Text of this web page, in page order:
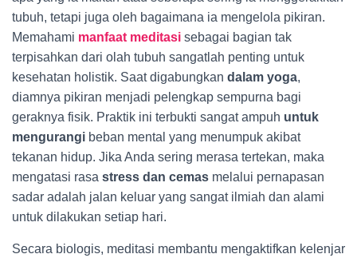
tubuh, tetapi juga oleh bagaimana ia mengelola pikiran.
Memahami manfaat meditasi sebagai bagian tak
terpisahkan dari olah tubuh sangatlah penting untuk
kesehatan holistik. Saat digabungkan dalam yoga,
diamnya pikiran menjadi pelengkap sempurna bagi
geraknya fisik. Praktik ini terbukti sangat ampuh untuk
mengurangi beban mental yang menumpuk akibat
tekanan hidup. Jika Anda sering merasa tertekan, maka
mengatasi rasa stress dan cemas melalui pernapasan
sadar adalah jalan keluar yang sangat ilmiah dan alami
untuk dilakukan setiap hari.
Secara biologis, meditasi membantu mengaktifkan kelenjar